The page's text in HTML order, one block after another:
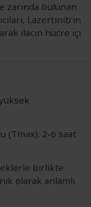
zarında bulunan
Lazertinib’in
ilacın hücre içi
(Tmax): 2-6 saat
birlikte
olarak anlamlı